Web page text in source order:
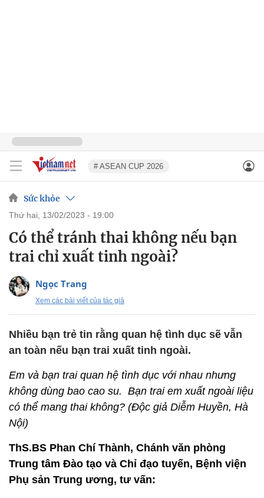
# ASEAN CUP 2026
Sức khỏe
thứ hai, 13/02/2023 - 19:00
Có thể tránh thai không nếu bạn
trai chỉ xuất tinh ngoài?
Ngọc Trang
Xem các bài viết của tác giả
Nhiều bạn trẻ tin rằng quan hệ tình dục sẽ vẫn
an toàn nếu bạn trai xuất tinh ngoài.
Em và bạn trai quan hệ tình dục với nhau nhưng
không dùng bao cao su. Bạn trai em xuất ngoài liệu
có thể mang thai không? (Độc giả Diễm Huyền, Hà
Nội)
ThS.BS Phan Chí Thành, Chánh văn phòng
Trung tâm Đào tạo và Chỉ đạo tuyến, Bệnh viện
Phụ sản Trung ương, tư vấn: